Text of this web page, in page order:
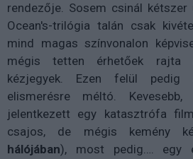
rendezője. Sosem csinál
Ocean's-trilógia talán csak
mind magas színvonalon
mégis tetten érhetőek rajta
kézjegyek. Ezen felül pedig
elismerésre méltó.
jelentkezett egy katasztrófa
csajos, de mégis kemény
hálójában), most pedig…. egy